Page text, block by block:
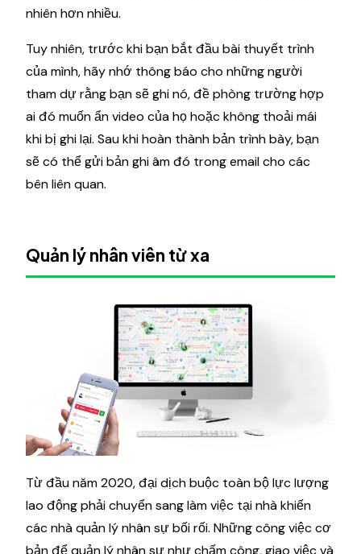
nhiên hơn nhiều.
Tuy nhiên, trước khi bạn bắt đầu bài thuyết trình
của mình, hãy nhớ thông báo cho những người
tham dự rằng bạn sẽ ghi nó, đề phòng trường hợp
ai đó muốn ẩn video của họ hoặc không thoải mái
khi bị ghi lại. Sau khi hoàn thành bản trình bày, bạn
sẽ có thể gửi bản ghi âm đó trong email cho các
bên liên quan.
Quản lý nhân viên từ xa
Từ đầu năm 2020, đại dịch buộc toàn bộ lực lượng
lao động phải chuyển sang làm việc tại nhà khiến
các nhà quản lý nhân sự bối rối. Những công việc cơ
bản để quản lý nhân sự như chấm công, giao việc và